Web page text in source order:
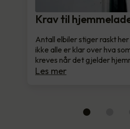
Krav til
Antall elbiler stiger raskt her
ikke alle er klar over hva
kreves når det gjelder
Les mer